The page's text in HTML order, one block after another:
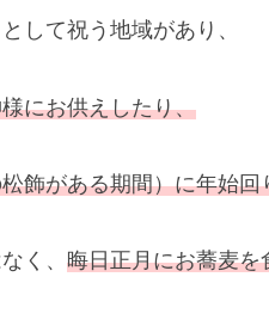
して祝う地域があり、
にお供えしたり、
飾がある期間）に年始
く、 晦日正月にお蕎麦を